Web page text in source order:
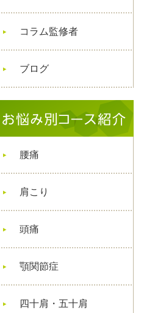
コラム監修者
ブログ
腰痛
肩こり
頭痛
顎関節症
四十肩・五十肩